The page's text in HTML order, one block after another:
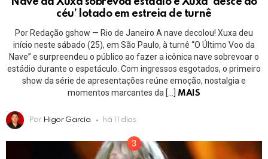
céu’ lotado em estreia de turnê
Por Redação gshow — Rio de Janeiro A nave decolou! Xuxa deu
início neste sábado (25), em São Paulo, à turnê “O Último Voo da
Nave” e surpreendeu o público ao fazer a icônica nave sobrevoar o
estádio durante o espetáculo. Com ingressos esgotados, o primeiro
show da série de apresentações reúne emoção, nostalgia e
momentos marcantes da […]
MAIS
Por Higor Garcia há 11 dias